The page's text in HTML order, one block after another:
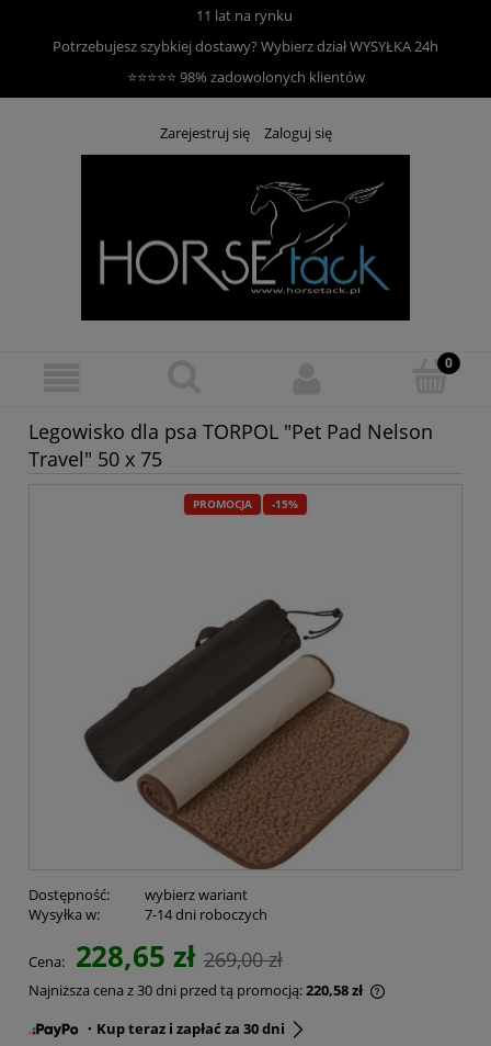
11 lat na rynku
Potrzebujesz szybkiej dostawy? Wybierz działWYSYŁKA 24h
⭐⭐⭐⭐⭐ 98% zadowolonych klientów
Zarejestruj się Zaloguj się
Legowisko dla psa TORPOL "Pet Pad Nelson
Travel" 50 x 75
PROMOCJA -15%
Dostępność:
wybierz wariant
Wysyłka w:
7-14 dni roboczych
Cena: 228,65 zł 269,00 zł
Najniższa cena z 30 dni przed tą promocją:220,58 zł
・Kup teraz i zapłać za 30 dni